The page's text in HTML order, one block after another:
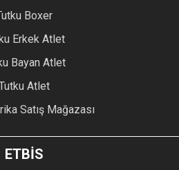
Boxer
Erkek Atlet
Bayan Atlet
Atlet
Satış Mağazası
ETBİS